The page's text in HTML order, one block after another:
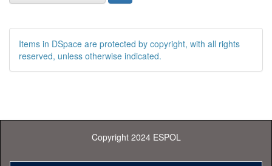
Items in DSpace are protected by copyright, with all rights
reserved, unless otherwise indicated.
Copyright 2024 ESPOL